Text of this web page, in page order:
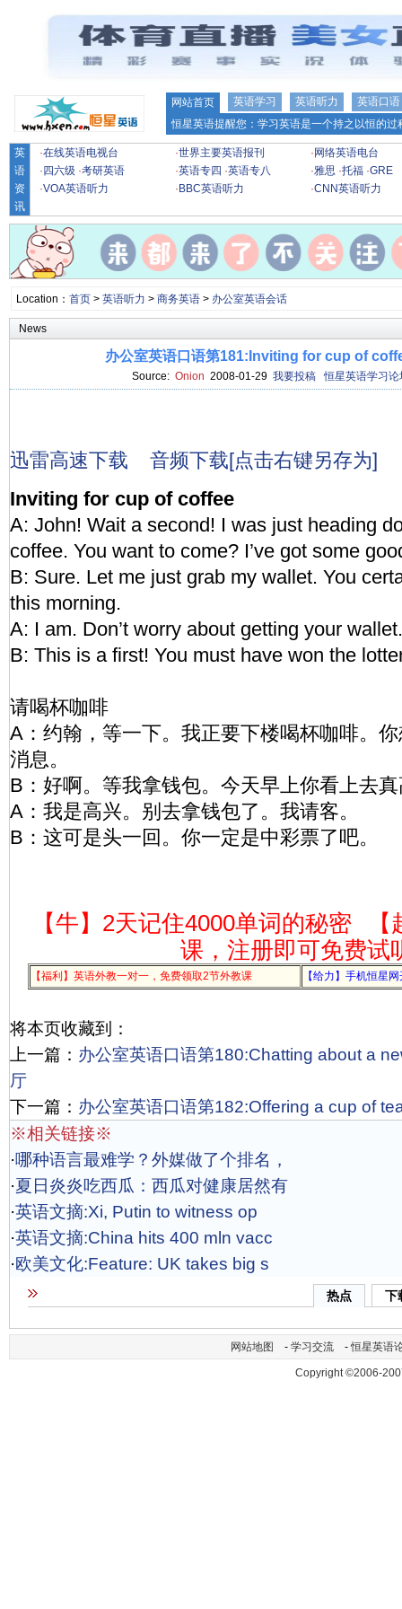
网站首页 英语学习 英语听力
英语口语
恒星英语提醒您：学习英语是一个持之以恒的
英
语
资
讯
·在线英语电视台 ·世界主要英语报刊 · 网络英语电台
· 四六级 ·考研英语 ·英语专四 ·英语专八 ·雅思 ·托福 ·GRE
·VOA英语听力 · BBC英语听力 ·CNN英语听力
Location： 首页> 英语听力 > 商务英语> 办公室英语会话
News
办公室英语口语第181:Inviting for cup of
Source: Onion 2008-01-29 我要投稿 恒星英语学习论
迅雷高速下载
音频下载[点击右键另存为]
Inviting for cup of coffee
A: John! Wait a second! I was just heading
coffee. You want to come? I’ve got some
B: Sure. Let me just grab my wallet. You
this morning.
A: I am. Don’t worry about getting your
B: This is a first! You must have won the
请喝杯咖啡
A：约翰，等一下。我正要下楼喝杯咖啡。
消息。
B：好啊。等我拿钱包。今天早上你看上去
A：我是高兴。别去拿钱包了。我请客。
B：这可是头一回。你一定是中彩票了吧。
【牛】2天记住4000单词的秘密
课，注册即可免费试
【福利】英语外教一对一，免费领取2节外教课 【给力】手机恒星
将本页收藏到：
上一篇： 办公室英语口语第180:Chatting about a
厅
下一篇： 办公室英语口语第182:Offering a cup of
※相关链接※
·哪种语言最难学？外媒做了个排名，
·夏日炎炎吃西瓜：西瓜对健康居然有
·英语文摘:Xi, Putin to witness op
·英语文摘:China hits 400 mln vacc
·欧美文化:Feature: UK takes big s
热点 下
网站地图 - 学习交流 -恒星英语
Copyright ©2006-